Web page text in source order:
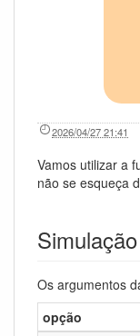
2026/04/27 21:41
Vamos utilizar a
não se esqueça
Simulação
Os argumentos
opção